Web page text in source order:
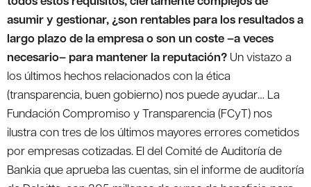
asumir y gestionar, ¿son rentables para los resultados a
largo plazo de la empresa o son un coste –a veces
necesario– para mantener la reputación? Un vistazo a
los últimos hechos relacionados con la ética
(transparencia, buen gobierno) nos puede ayudar… La
Fundación Compromiso y Transparencia (FCyT) nos
ilustra con tres de los últimos mayores errores cometidos
por empresas cotizadas. El del Comité de Auditoría de
Bankia que aprueba las cuentas, sin el informe de auditoría